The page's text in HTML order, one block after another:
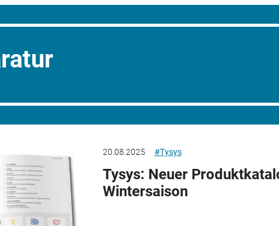
20.08.2025 #Tysys
Tysys: Neuer
Wintersaison